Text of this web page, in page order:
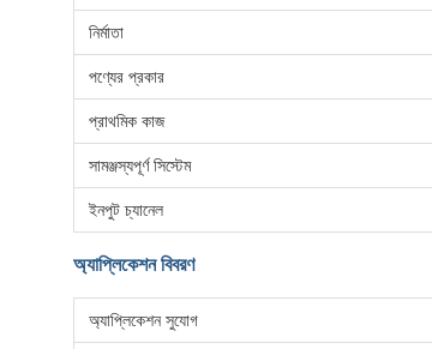
নির্মাতা
পণ্যের প্রকার
প্রাথমিক কাজ
সামঞ্জস্যপূর্ণ সিস্টেম
ইনপুট চ্যানেল
অ্যাপ্লিকেশন বিবরণ
অ্যাপ্লিকেশন সুযোগ